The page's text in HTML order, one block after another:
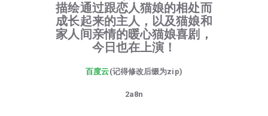
描绘通过跟恋人猫娘的相处而
成长起来的主人，以及猫娘和
家人间亲情的暖心猫娘喜剧，
今日也在上演！
百度云(记得修改后缀为zip)
2a8n